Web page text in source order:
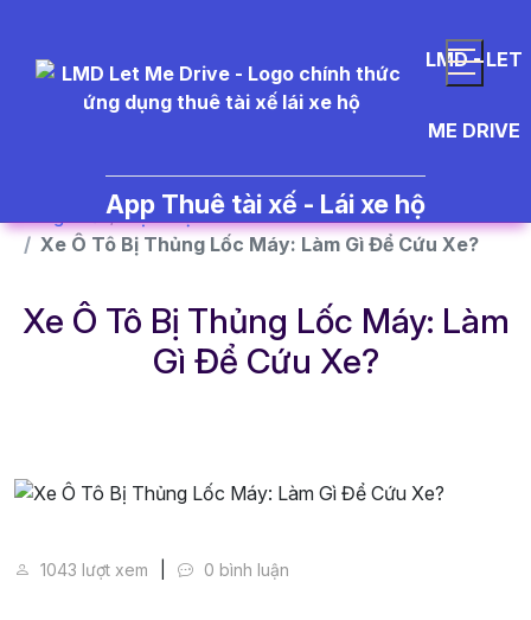
LMD - LET
ME DRIVE
App Thuê tài xế - Lái xe hộ
Trang chủ
Dịch vụ
Xe Ô Tô Bị Thủng Lốc Máy: Làm Gì Để Cứu Xe?
Xe Ô Tô Bị Thủng Lốc Máy: Làm
Gì Để Cứu Xe?
1043 lượt xem 0 bình luận